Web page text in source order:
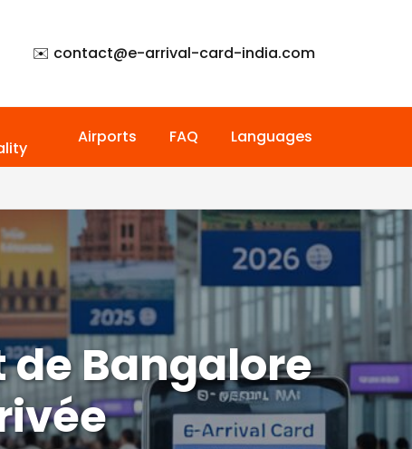
✉️ contact@e-arrival-card-india.com
Airports FAQ Languages
Bangalore